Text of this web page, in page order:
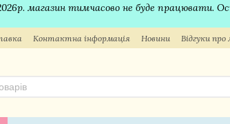
магазин тимчасово не буде працювати.
Контактна інформація Новини Відгуки про